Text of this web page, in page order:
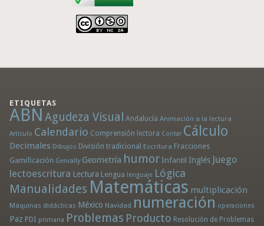
ETIQUETAS
ABN Agudeza Visual Andalucía Animación a la lectura
Artículo Calendario Comprensión lectora Contar Cálculo
Decimales Dibujos División tradicional Escritura Fracciones
Gamificación Genially Geometría humor Infantil Inglés Juego
lectoescritura Lectura Lengua lenguaje Lógica
Manualidades Matemáticas multiplicación
Máquinas didácticas México Navidad numeración operaciones
Paz PDI primaria Problemas Producto Resolución de Problemas